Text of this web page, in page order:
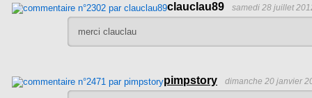
clauclau89 samedi 28 juillet
merci clauclau
pimpstory dimanche 20 janvier